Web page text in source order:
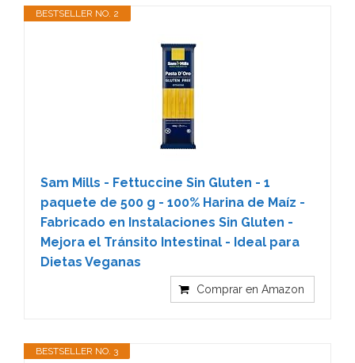
BESTSELLER NO. 2
Sam Mills - Fettuccine Sin Gluten - 1
paquete de 500 g - 100% Harina de Maíz -
Fabricado en Instalaciones Sin Gluten -
Mejora el Tránsito Intestinal - Ideal para
Dietas Veganas
Comprar en Amazon
BESTSELLER NO. 3